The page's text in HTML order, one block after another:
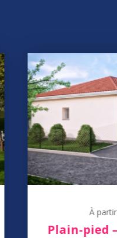
À
Plain-pied